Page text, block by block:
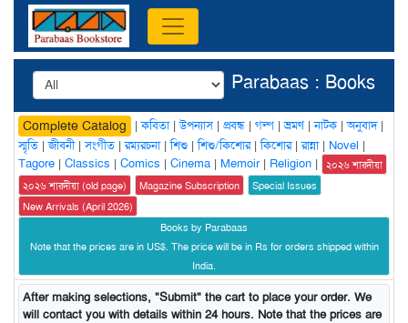
Parabaas : Books
Complete Catalog |কবিতা|উপন্যাস| প্রবন্ধ | গল্প |ভ্রমণ|নাটক |অনুবাদ|
স্মৃতি |জীবনী|সংগীত |রম্যরচনা|শিশু |শিশু/কিশোর|কিশোর|রান্না| Novel |
Tagore | Classics | Comics | Cinema | Memoir| Religion |
২০২৬ শারদীয়া
২০২৬ শারদীয়া (old page)
Magazine Subscription
Special Issues
New Arrivals (April 2026)
Books by Parabaas
Note that the prices are in US$. The price will be in Rs for orders shipped within
India.
After making selections, "Submit" the cart to place your order. We
will contact you with details within 24 hours. Note that the prices are